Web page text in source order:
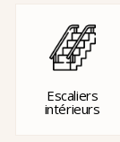
Escaliers
intérieurs